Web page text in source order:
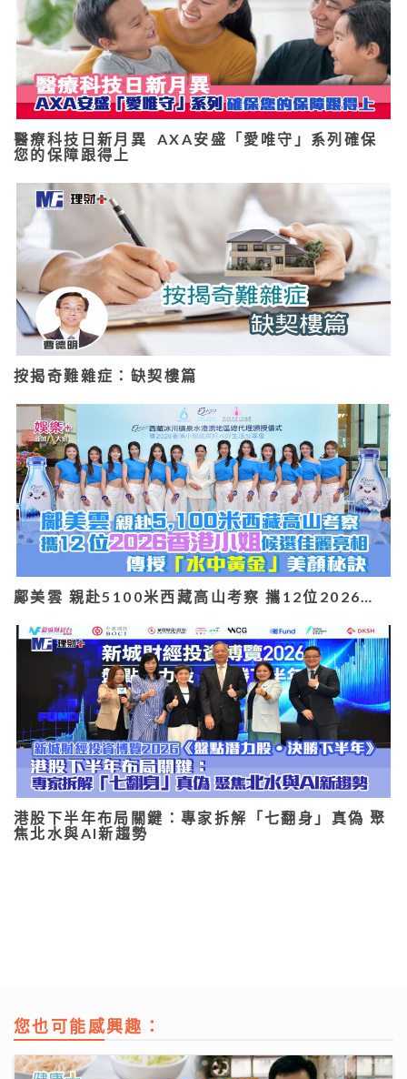
醫療科技日新月異 AXA安盛「愛唯守」系列確保
您的保障跟得上
按揭奇難雜症：缺契樓篇
鄺美雲 親赴5100米西藏高山考察 攜12位2026…
港股下半年布局關鍵：專家拆解「七翻身」真偽 聚
焦北水與AI新趨勢
您也可能感興趣：